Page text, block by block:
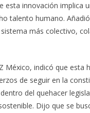
esta innovación implica
talento humano.
más colectivo,
México, indicó que esta
de seguir en la
del quehacer
Dijo que se